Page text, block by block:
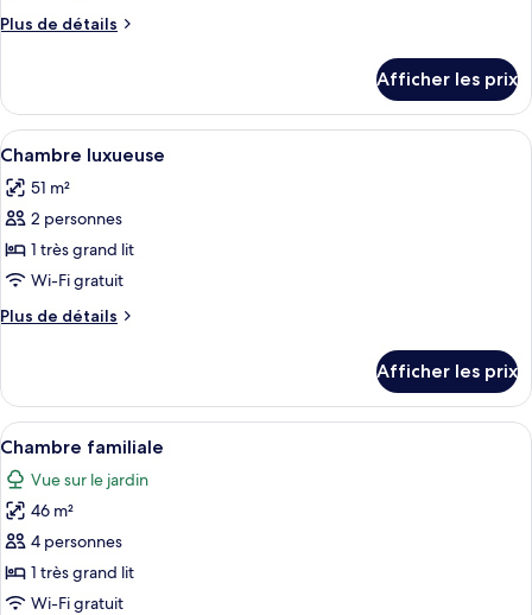
chambre :
Plus de détails
Plus
Chambre
luxueuse
Afficher les prix
Afficher
toutes
les
photos
pour
ce
type
de
Chambre
luxueuse
Une chambre d’hôtel avec un lit, un
3
Chambre luxueuse
51 m²
2 personnes
1 très grand lit
Wi-Fi gratuit
Plus de détails
Plus
Chambre
luxueuse
Afficher les prix
Afficher
toutes
les
photos
pour
ce
type
Une chambre d’hôtel avec un grand
4
Chambre familiale
Vue sur le jardin
46 m²
4 personnes
1 très grand lit
Wi-Fi gratuit